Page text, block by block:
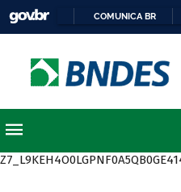
COMUNICA BR